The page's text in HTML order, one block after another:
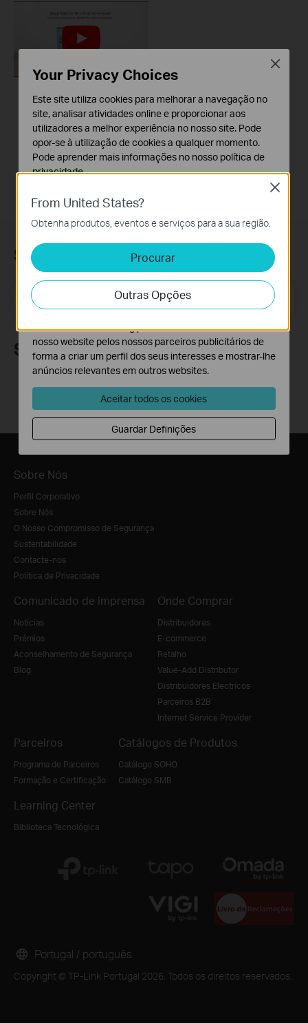
How to Set up TP-
Link 4G WiFi Router
Subscrição
Email Address Inscreva-se
Siga-nos
Sobre Nós
Perfil Corporativo
Sobre Nós
O Nosso Compromisso de Segurança
Sustentabilidade
Contacte-nos
Política de Privacidade
Comunicado de imprensa
Notícias
Prémios
Aconselhamento de Segurança
Blog
Onde Comprar
Distribuidores
E-commerce
Retalho
Value-Add Distributor
Distribuidores Electricos
Parceiros B2B
Internet Service Provider
Parceiros
Programa de Parceiros
Formação e Certificação
Catálogos de Produtos
Catálogo SOHO
Catálogo SMB
Learning Center
Biblioteca Tecnológica
Copyright © TP-Link Portugal 2026. Todos os direitos reservados.
Portugal / português
From United States?
Obtenha produtos, eventos e serviços para a sua região.
Procurar
Outras Opções
Close
Your Privacy Choices
Este site utiliza cookies para melhorar a navegação no
site, analisar atividades online e proporcionar aos
utilizadores a melhor experiência no nosso site. Pode
opor-se à utilização de cookies a qualquer momento.
Pode aprender mais informações no nosso política de
privacidade.
Os cookies são necessários para o funcionamento do
website e não podem ser desativados nos seus
Cookies de Análise e Marketing
Os cookies de analise permite-nos analisar as suas
atividades no nosso website para melhorar e ajustar a
funcionalidade do nosso website.
O cookies de marketing podem ser definidos através do
nosso website pelos nossos parceiros publicitários de
forma a criar um perfil dos seus interesses e mostrar-lhe
anúncios relevantes em outros websites.
Aceitar todos os cookies
Guardar Definições
Close